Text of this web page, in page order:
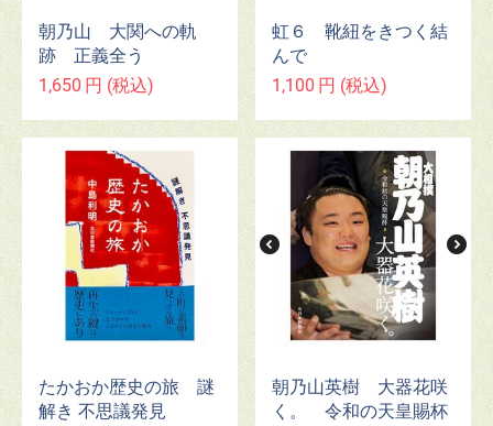
朝乃山 大関への軌
跡 正義全う
1,650 円 (税込)
虹６ 靴紐をきつく結
んで
1,100 円 (税込)
たかおか歴史の旅 謎
解き 不思議発見
朝乃山英樹 大器花咲
く。 令和の天皇賜杯